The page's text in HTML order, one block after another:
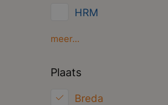
HRM
Inkoop/Logistiek
meer...
Plaats
Breda